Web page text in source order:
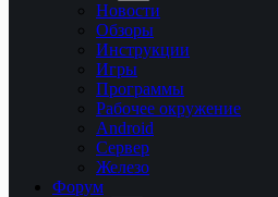
Новости
Обзоры
Инструкции
Игры
Программы
Рабочее окружение
Android
Сервер
Железо
Форум